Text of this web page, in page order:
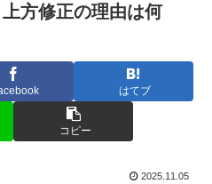
方修正の理由は何
はてブ
コピー
2025.11.05